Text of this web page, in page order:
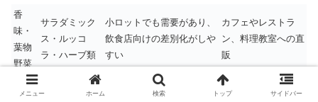
香
味・
葉物
野菜
サラダミック
ス・ルッコ
ラ・ハーブ類
小ロットでも需要があり、
飲食店向けの差別化がしや
すい
カフェやレストラ
ン、料理教室への直
販
キノ
シイタケ・ミ 気候に合えば高単価を狙い 直売所、高級スーパ
メニュー ホーム 検索 トップ サイドバー